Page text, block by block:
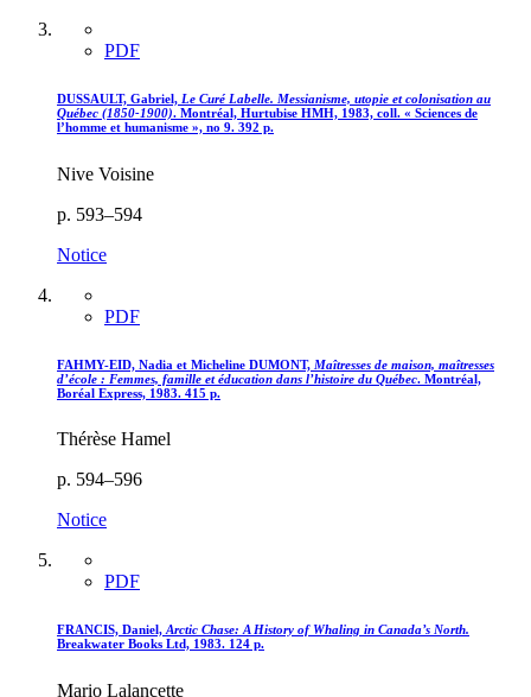
PDF
DUSSAULT, Gabriel, Le Curé Labelle. Messianisme, utopie et colonisation au
Québec (1850-1900). Montréal, Hurtubise HMH, 1983, coll. « Sciences de
l’homme et humanisme », no 9. 392 p.
Nive Voisine
p. 593–594
Notice
PDF
FAHMY-EID, Nadia et Micheline DUMONT, Maîtresses de maison, maîtresses
d’école : Femmes, famille et éducation dans l’histoire du Québec. Montréal,
Boréal Express, 1983. 415 p.
Thérèse Hamel
p. 594–596
Notice
PDF
FRANCIS, Daniel,Arctic Chase: A History of Whaling in Canada’s North.
Breakwater Books Ltd, 1983. 124 p.
Mario Lalancette